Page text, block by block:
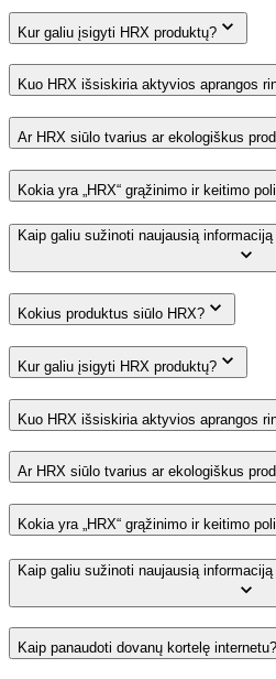
Kur galiu įsigyti HRX produktų?
Kuo HRX išsiskiria aktyvios aprangos
Ar HRX siūlo tvarius ar ekologiškus
Kokia yra „HRX“ grąžinimo ir keitimo
Kaip galiu sužinoti naujausią
Kokius produktus siūlo HRX?
Kur galiu įsigyti HRX produktų?
Kuo HRX išsiskiria aktyvios aprangos
Ar HRX siūlo tvarius ar ekologiškus
Kokia yra „HRX“ grąžinimo ir keitimo
Kaip galiu sužinoti naujausią
Kaip panaudoti dovanų kortelę internetu?